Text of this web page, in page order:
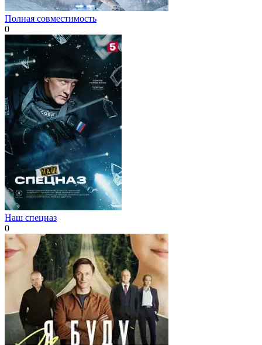
Полная совместимость
0
Наш спецназ
0